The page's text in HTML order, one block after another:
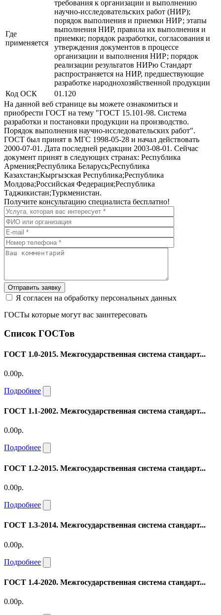
Где
применяется
требования к организации и выполнению
научно-исследовательских работ (НИР);
порядок выполнения и приемки НИР; этапы
выполнения НИР, правила их выполнения и
приемки; порядок разработки, согласования и
утверждения документов в процессе
организации и выполнения НИР; порядок
реализации результатов НИРю Стандарт
распространяется на НИР, предшествующие
разработке народнохозяйственной продукции
Код ОСК
01.120
На данной веб странице вы можете ознакомиться и
приобрести ГОСТ на тему "ГОСТ 15.101-98. Система
разработки и постановки продукции на производство.
Порядок выполнения научно-исследовательских работ".
ГОСТ был принят в МГС 1998-05-28 и начал действовать
2000-07-01. Дата последней редакции 2003-08-01. Сейчас
документ принят в следующих странах: Республика
Армения;Республика Беларусь;Республика
Казахстан;Кыргызская Республика;Республика
Молдова;Российская Федерация;Республика
Таджикистан;Туркменистан.
Получите консультацию специалиста бесплатно!
Отправить заявку
Я согласен на обработку персональных данных
ГОСТы которые могут вас заинтересовать
Список ГОСТов
ГОСТ 1.0-2015. Межгосударственная система стандарт...
0.00р.
Подробнее
ГОСТ 1.1-2002. Межгосударственная система стандарт...
0.00р.
Подробнее
ГОСТ 1.2-2015. Межгосударственная система стандарт...
0.00р.
Подробнее
ГОСТ 1.3-2014. Межгосударственная система стандарт...
0.00р.
Подробнее
ГОСТ 1.4-2020. Межгосударственная система стандарт...
0.00р.